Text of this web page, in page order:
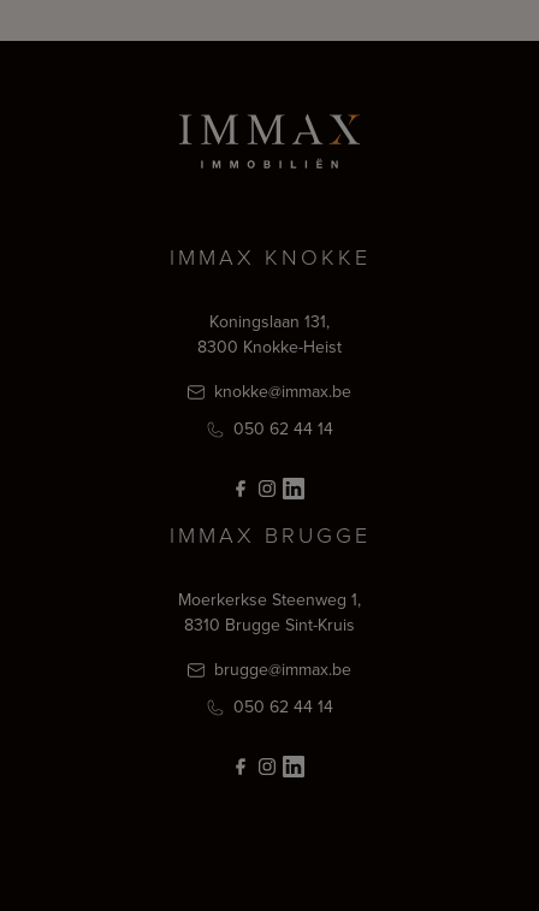
IMMAX KNOKKE
Koningslaan 131,
8300 Knokke-Heist
knokke@immax.be
050 62 44 14
IMMAX BRUGGE
Moerkerkse Steenweg 1,
8310 Brugge Sint-Kruis
brugge@immax.be
050 62 44 14